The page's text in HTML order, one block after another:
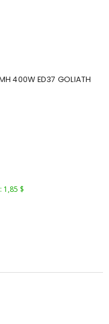
400W ED37 GOLIATH
1,85 $